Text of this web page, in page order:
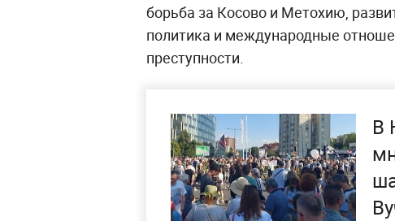
борьба за Косово и Метохию,
политика и международные
преступности.
В